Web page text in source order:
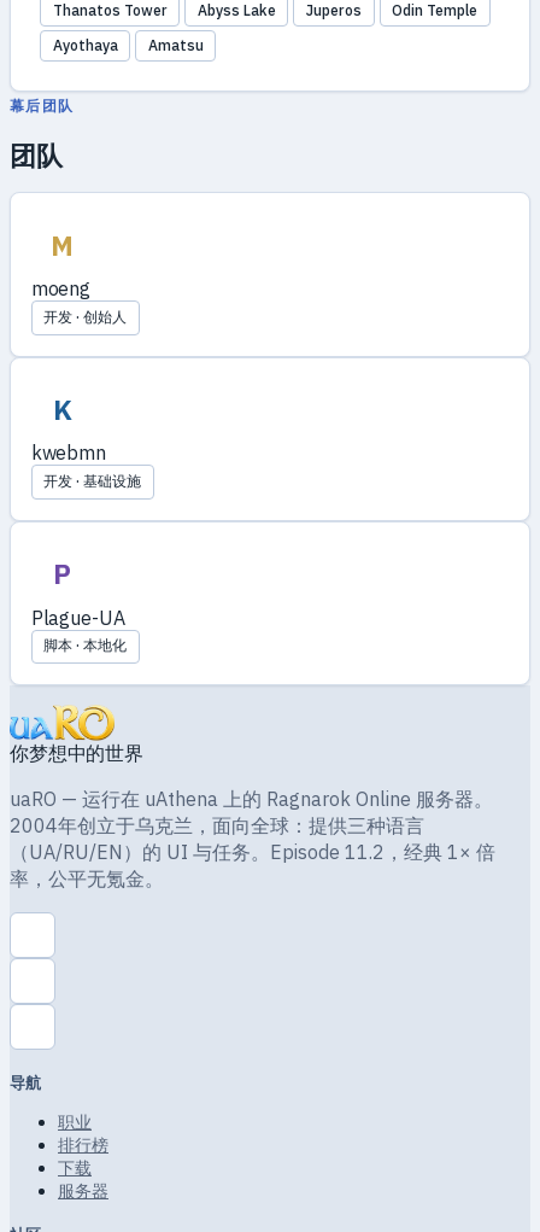
Thanatos Tower
Abyss Lake Juperos
Odin Temple
Ayothaya
Amatsu
幕后团队
团队
M
moeng
开发 · 创始人
K
kwebmn
开发 · 基础设施
P
Plague-UA
脚本 · 本地化
你梦想中的世界
uaRO — 运行在 uAthena 上的 Ragnarok Online 服务器。
2004年创立于乌克兰，面向全球：提供三种语言
（UA/RU/EN）的 UI 与任务。Episode 11.2，经典 1× 倍
率，公平无氪金。
导航
职业
排行榜
下载
服务器